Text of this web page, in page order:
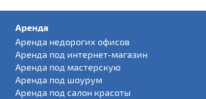
Аренда
Аренда недорогих офисов
Аренда под интернет-магазин
Аренда под мастерскую
Аренда под шоурум
Аренда под салон красоты